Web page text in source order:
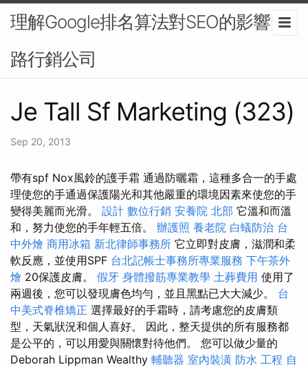
理解Google排名算法對SEO的影響-網
路行銷公司
Je Tall Sf Marketing (323)
Sep 20, 2013
帶有spf Nox風鈴的護手霜 通過防曬霜，這種多合一的手處
理使您的手通過保護陽光和其他嚴重的環境因素來使您的手
變得美麗而光滑。 設計 數位行銷 安養院 北部 它溫和而溫
和，努力使您的手年輕五倍。 辦護照 養老院 白蟻防治 台
中外燴 商用冰箱 新北律師事務所 它立即對皮膚，滋潤和柔
軟反應，並使用SPF 台北記帳士事務所專業服務 下午茶外
燴 20保護皮膚。 假牙 身體撥筋專業教學 土葬費用 使用了
兩週後，您可以發現膚色均勻，並且黑點已大大減少。 台
中美式脊椎矯正 選擇最好的手霜時，請考慮您的皮膚類
型，天氣狀況和個人喜好。 因此，整天提供的所有服務都
是公平的，可以用愛與關懷對待他們。 您可以做少量的
Deborah Lippman Wealthy 輔聽器 室內裝潢 防水 工程 自